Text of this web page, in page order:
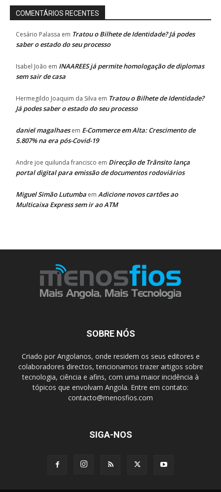
COMENTÁRIOS RECENTES
Cesário Palassa em Tratou o Bilhete de Identidade? Já podes
saber o estado do seu processo
Isabel João em INAAREES já permite homologação de diplomas
sem sair de casa
Hermegildo Joaquim da Silva em Tratou o Bilhete de Identidade?
Já podes saber o estado do seu processo
daniel magalhaesem E-Commerce em Alta: Crescimento de
5.807% na era pós-Covid-19
Andre joe quilunda francisco em Direcção de Trânsito lança
portal digital para emissão de documentos rodoviários
Miguel Simão Lutumba em Adicione novos cartões ao
Multicaixa Express sem ir ao ATM
SOBRE NÓS
Criado por Angolanos, onde residem os seus editores e
colaboradores directos, tencionamos trazer artigos sobre
tecnologia, ciência e afins, com uma maior incidência à
tópicos que envolvam Angola. Entre em contato:
contacto@menosfios.com
SIGA-NOS